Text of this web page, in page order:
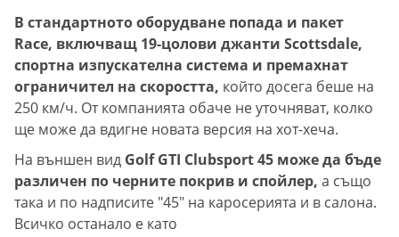
В стандартното оборудване попада и пакет
Race, включващ 19-цолови джанти Scottsdale,
спортна изпускателна система и премахнат
ограничител на скоростта, който досега беше на
250 км/ч. От компанията обаче не уточняват, колко
ще може да вдигне новата версия на хот-хеча.
На външен вид Golf GTI Clubsport 45 може да бъде
различен по черните покрив и спойлер, а също
така и по надписите "45" на каросерията и в салона.
Всичко останало е като